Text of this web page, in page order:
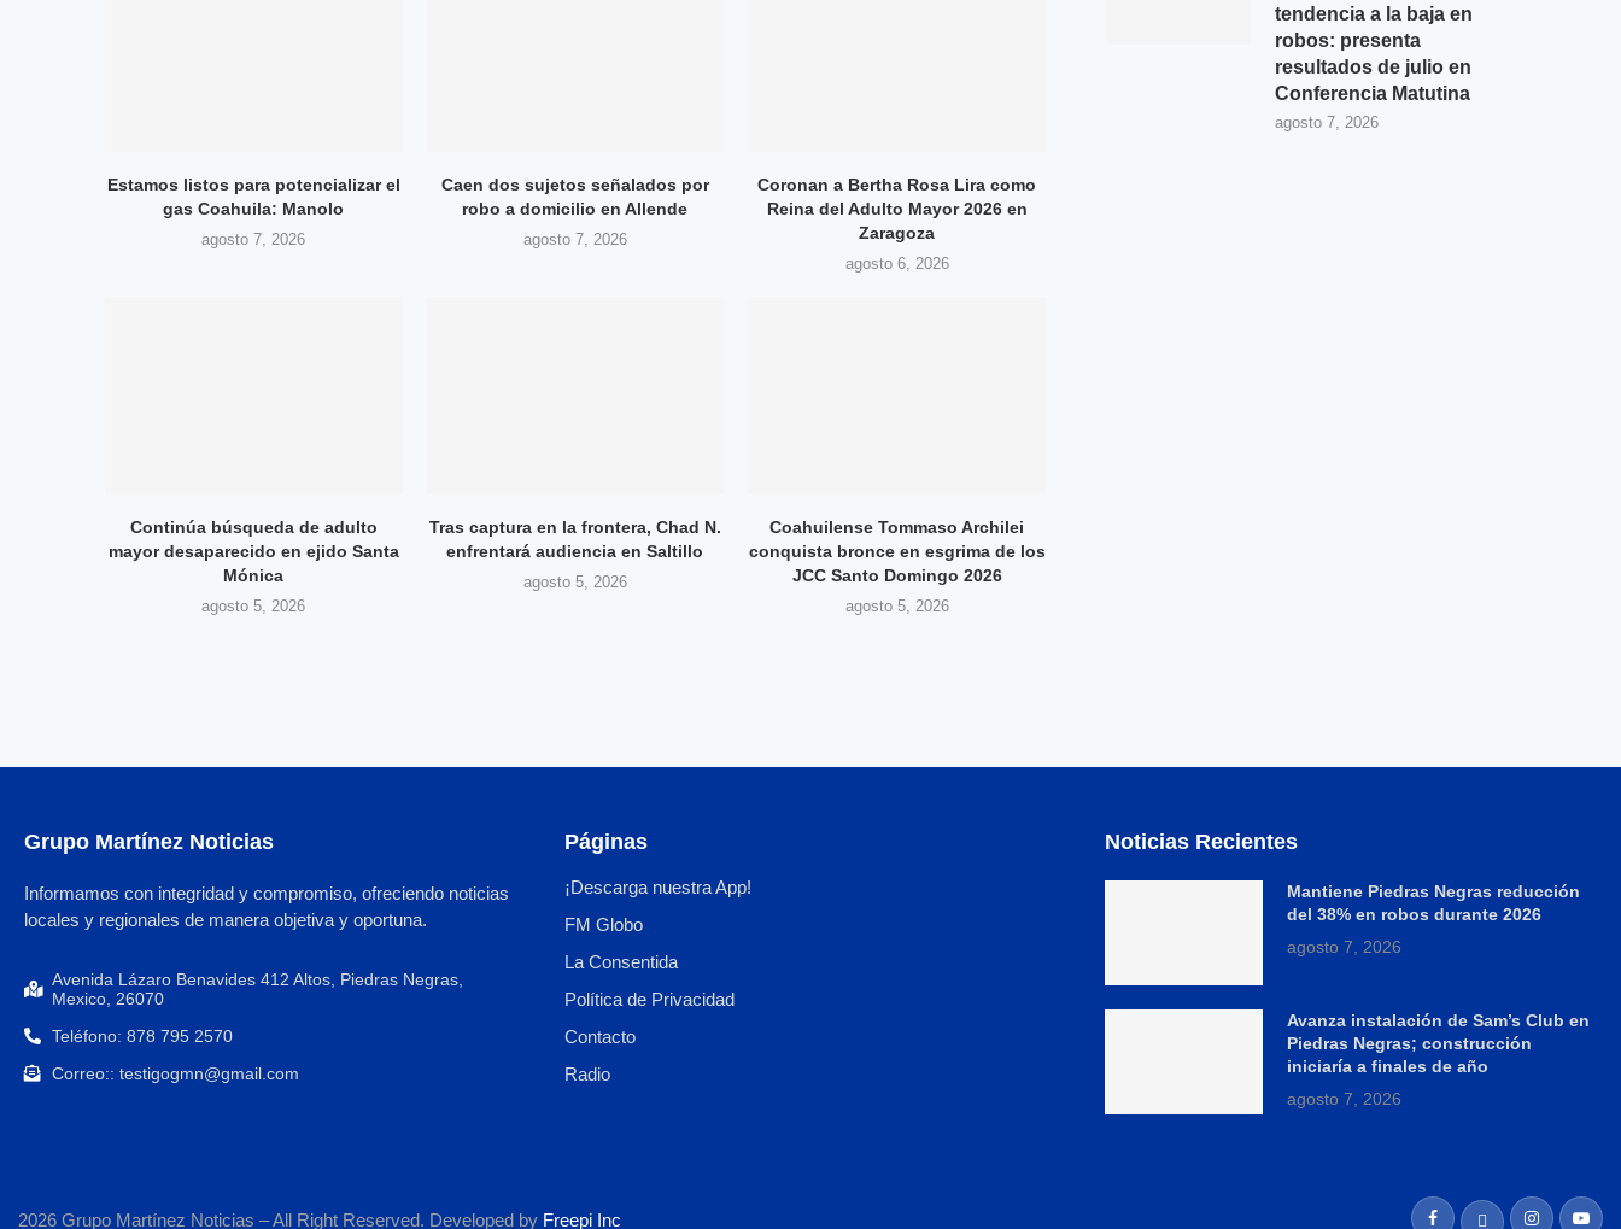
Estamos listos para potencializar el
gas Coahuila: Manolo
agosto 7, 2026
Caen dos sujetos señalados por
robo a domicilio en Allende
agosto 7, 2026
Coronan a Bertha Rosa Lira como
Reina del Adulto Mayor 2026 en
Zaragoza
agosto 6, 2026
Continúa búsqueda de adulto
mayor desaparecido en ejido Santa
Mónica
agosto 5, 2026
Tras captura en la frontera, Chad N.
enfrentará audiencia en Saltillo
agosto 5, 2026
Coahuilense Tommaso Archilei
conquista bronce en esgrima de los
JCC Santo Domingo 2026
agosto 5, 2026
tendencia a la baja en
robos: presenta
resultados de julio en
Conferencia Matutina
agosto 7, 2026
Grupo Martínez Noticias
Informamos con integridad y compromiso, ofreciendo noticias
locales y regionales de manera objetiva y oportuna.
Avenida Lázaro Benavides 412 Altos, Piedras Negras,
Mexico, 26070
Teléfono: 878 795 2570
Correo:: testigogmn@gmail.com
Páginas
¡Descarga nuestra App!
FM Globo
La Consentida
Política de Privacidad
Contacto
Radio
Noticias Recientes
Mantiene Piedras Negras reducción
del 38% en robos durante 2026
agosto 7, 2026
Avanza instalación de Sam’s Club en
Piedras Negras; construcción
iniciaría a finales de año
agosto 7, 2026
2026 Grupo Martínez Noticias – All Right Reserved. Developed by Freepi Inc